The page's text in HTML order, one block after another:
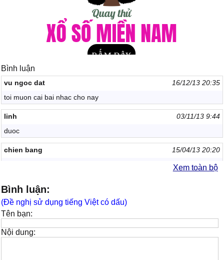
Bình luận
vu ngoc dat
16/12/13 20:35
toi muon cai bai nhac cho nay
linh
03/11/13 9:44
duoc
chien bang
15/04/13 20:20
thay ge
le phong em
13/10/12 12:01
ok rat hay
Xem toàn bộ
Bình luận:
(Đề nghị sử dụng tiếng Việt có dấu)
Tên bạn:
Nội dung: